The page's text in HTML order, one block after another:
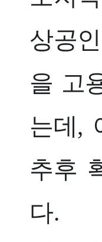
상공
을 고
는데,
추후
다.